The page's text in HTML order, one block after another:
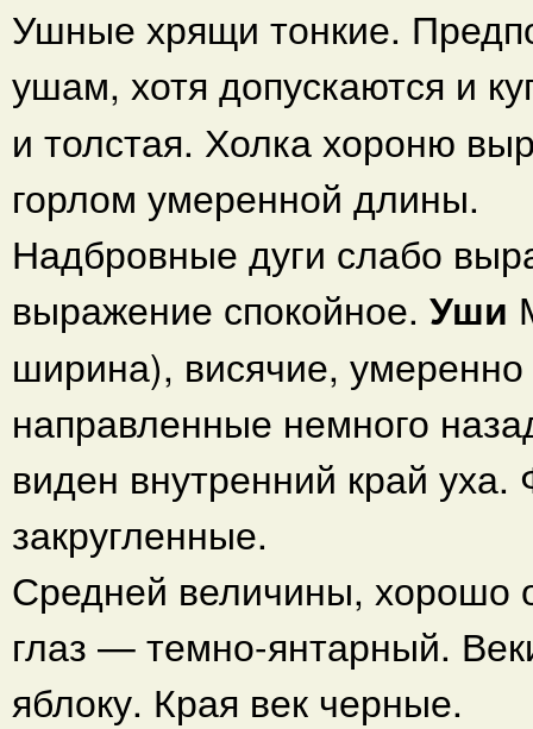
Ушные хрящи тонкие.
ушам, хотя допускаются и
и толстая. Холка хороню
горлом умеренной длины.
Надбровные дуги слабо
выражение спокойное. Уши
ширина), висячие,
направленные немного
виден внутренний край уха.
закругленные.
Средней величины, хорошо
глаз — темно-янтарный.
яблоку. Края век черные.